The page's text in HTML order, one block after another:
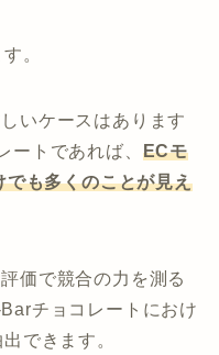
。
いケースはあります
トであれば、 ECモ
も多くのことが見え
価で競合の力を測る
チョコレートにおけ
できます。